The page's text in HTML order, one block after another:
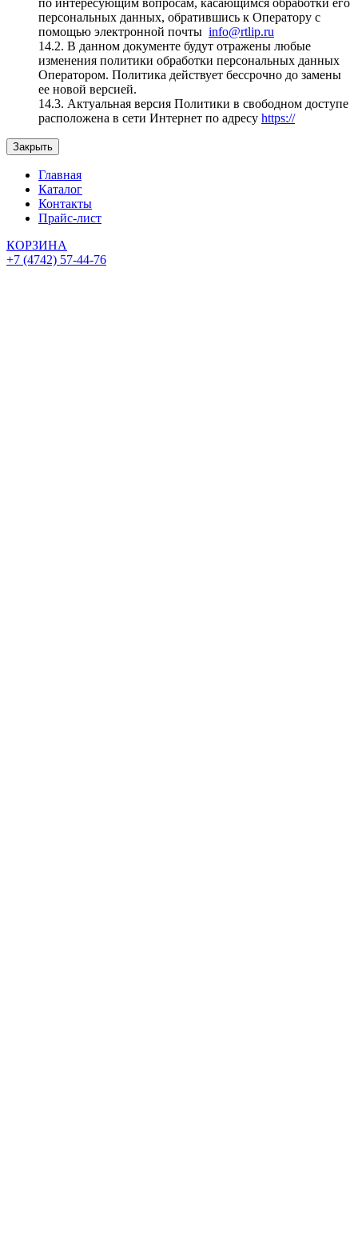
персональных данных, обратившись к Оператору с
помощью электронной почты info@rtlip.ru
14.2. В данном документе будут отражены любые
изменения политики обработки персональных данных
Оператором. Политика действует бессрочно до замены
ее новой версией.
14.3. Актуальная версия Политики в свободном доступе
расположена в сети Интернет по адресу https://
Закрыть
Главная
Каталог
Контакты
Прайс-лист
КОРЗИНА
+7 (4742) 57-44-76